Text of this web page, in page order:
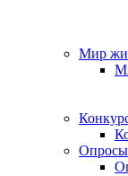
Мир
Опросы